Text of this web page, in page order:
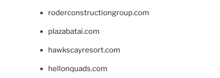
roderconstructiongroup.com
plazabatai.com
hawkscayresort.com
hellonquads.com